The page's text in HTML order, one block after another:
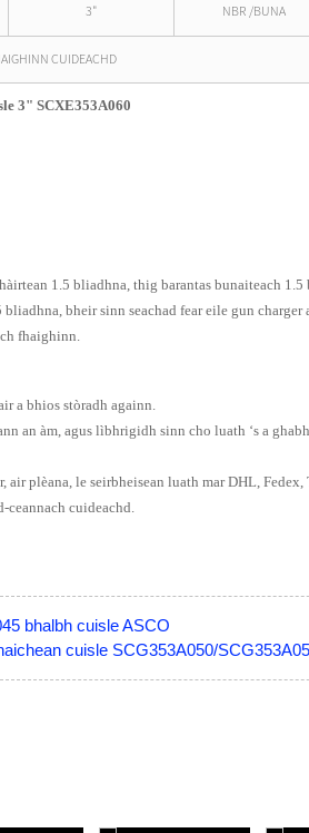
3" NBR /BUNA
CUIDEACHD
3" SCXE353A060
1.5 bliadhna, thig barantas bunaiteach
bheir sinn seachad fear eile gun charger
fhaighinn.
a bhios stòradh againn.
an àm, agus lìbhrigidh sinn cho luath ‘s a
plèana, le seirbheisean luath mar DHL, Fedex,
ceannach cuideachd.
bhalbh cuisle ASCO
cuisle SCG353A050/